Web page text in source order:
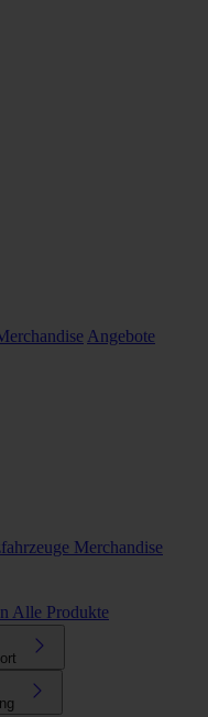
Angebote
Merchandise
Alle Produkte